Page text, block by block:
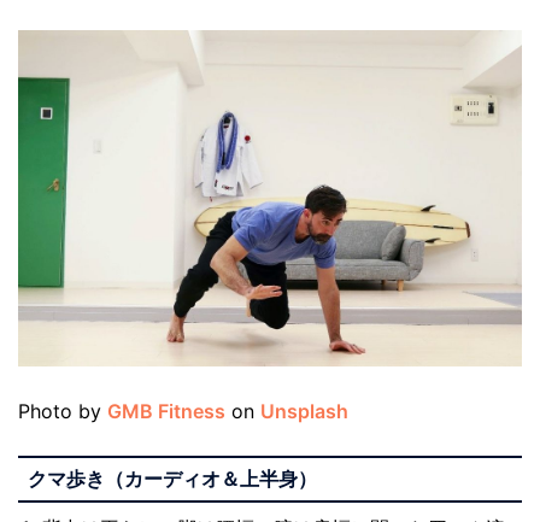
Photo by GMB Fitness on Unsplash
クマ歩き（カーディオ＆上半身）